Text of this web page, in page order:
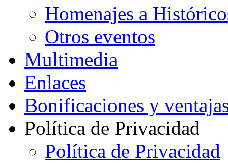
Homenajes a
Otros eventos
Multimedia
Enlaces
Bonificaciones y
Política de Privacidad
Política de Privacidad